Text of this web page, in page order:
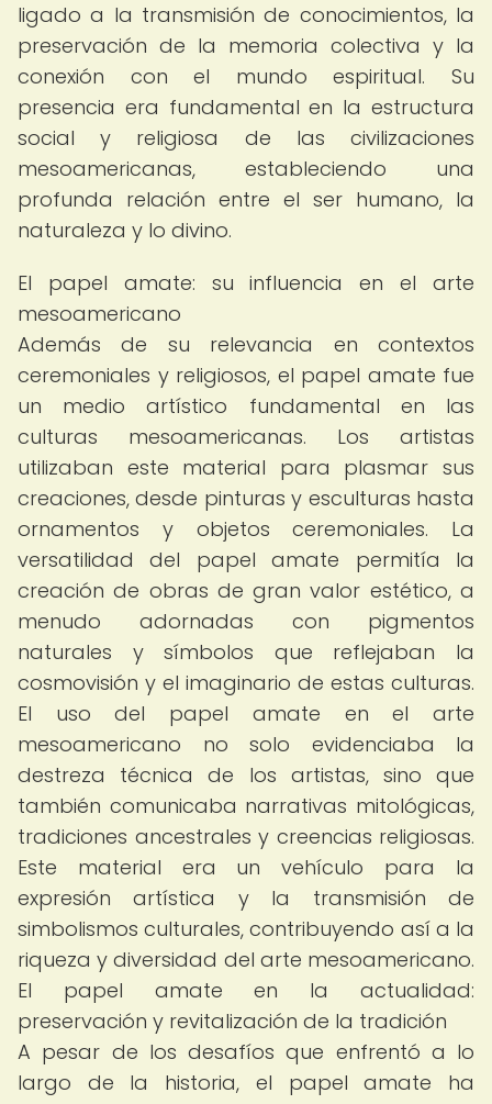
ligado a la transmisión de conocimientos, la
preservación de la memoria colectiva y la
conexión con el mundo espiritual. Su
presencia era fundamental en la estructura
social y religiosa de las civilizaciones
mesoamericanas, estableciendo una
profunda relación entre el ser humano, la
naturaleza y lo divino.
El papel amate: su influencia en el arte
mesoamericano
Además de su relevancia en contextos
ceremoniales y religiosos, el papel amate fue
un medio artístico fundamental en las
culturas mesoamericanas. Los artistas
utilizaban este material para plasmar sus
creaciones, desde pinturas y esculturas hasta
ornamentos y objetos ceremoniales. La
versatilidad del papel amate permitía la
creación de obras de gran valor estético, a
menudo adornadas con pigmentos
naturales y símbolos que reflejaban la
cosmovisión y el imaginario de estas culturas.
El uso del papel amate en el arte
mesoamericano no solo evidenciaba la
destreza técnica de los artistas, sino que
también comunicaba narrativas mitológicas,
tradiciones ancestrales y creencias religiosas.
Este material era un vehículo para la
expresión artística y la transmisión de
simbolismos culturales, contribuyendo así a la
riqueza y diversidad del arte mesoamericano.
El papel amate en la actualidad:
preservación y revitalización de la tradición
A pesar de los desafíos que enfrentó a lo
largo de la historia, el papel amate ha